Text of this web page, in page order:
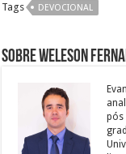
Tags DEVOCIONAL
Sobre Weleson
pós